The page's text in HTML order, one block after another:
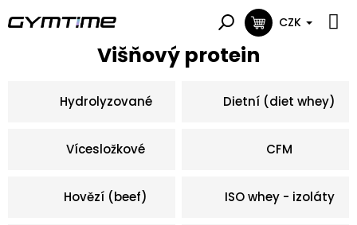
na
NÁKUPNÍ
KOŠÍK
CZK
Višňový protein
Hydrolyzované Dietní (diet whey)
Vícesložkové CFM
Hovězí (beef) ISO whey - izoláty